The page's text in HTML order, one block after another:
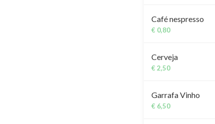
Café nespresso
€ 0,80
Cerveja
€ 2,50
Garrafa Vinho
€ 6,50